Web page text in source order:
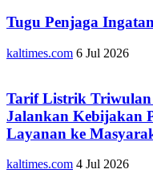
Tugu Penjaga Ingatan
kaltimes.com 6 Jul 2026
Tarif Listrik Triwulan
Jalankan Kebijakan
Layanan ke
kaltimes.com 4 Jul 2026